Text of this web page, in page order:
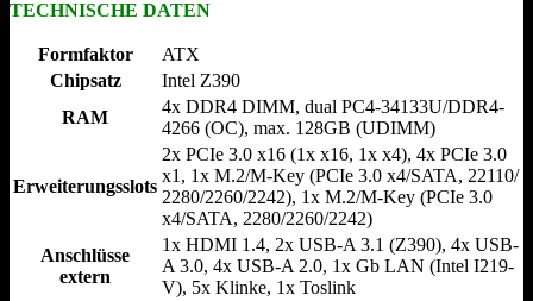
TECHNISCHE DATEN
Formfaktor
ATX
Chipsatz
Intel Z390
RAM
4x DDR4 DIMM, dual PC4-34133U/​DDR4-
4266 (OC), max. 128GB (UDIMM)
Erweiterungsslots
2x PCIe 3.0 x16 (1x x16, 1x x4), 4x PCIe 3.0
x1, 1x M.2/​M-Key (PCIe 3.0 x4/​SATA, 22110/​
2280/​2260/​2242), 1x M.2/​M-Key (PCIe 3.0
x4/​SATA, 2280/​2260/​2242)
Anschlüsse
extern
1x HDMI 1.4, 2x USB-A 3.1 (Z390), 4x USB-
A 3.0, 4x USB-A 2.0, 1x Gb LAN (Intel I219-
V), 5x Klinke, 1x Toslink